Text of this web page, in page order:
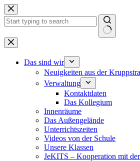
Zum
Inhalt
springen
Keine
Ergebnisse
Das sind wir
Neuigkeiten aus der
Verwaltung
Kontaktdaten
Das Kollegium
Innenräume
Das Außengelände
Unterrichtszeiten
Videos von der Schule
Unsere Klassen
JeKITS – Kooperation mit